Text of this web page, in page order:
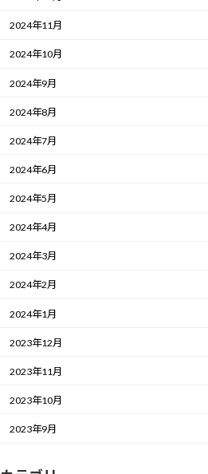
2024年11月
2024年10月
2024年9月
2024年8月
2024年7月
2024年6月
2024年5月
2024年4月
2024年3月
2024年2月
2024年1月
2023年12月
2023年11月
2023年10月
2023年9月